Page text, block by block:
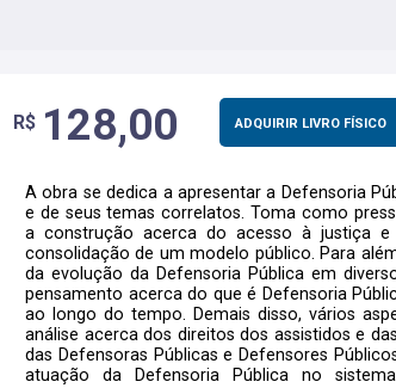
R$ 128,00 ADQUIRIR LIVRO FÍSICO
A obra se dedica a apresentar a Defensoria
e de seus temas correlatos. Toma como
a construção acerca do acesso à justiça
consolidação de um modelo público. Para
da evolução da Defensoria Pública em
pensamento acerca do que é Defensoria
ao longo do tempo. Demais disso, vários
análise acerca dos direitos dos assistidos e
das Defensoras Públicas e Defensores
atuação da Defensoria Pública no